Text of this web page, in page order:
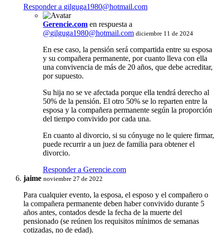
Responder a gilguga1980@hotmail.com
Gerencie.com en respuesta a
@gilguga1980@hotmail.com diciembre 11 de 2024
En ese caso, la pensión será compartida entre su esposa
y su compañera permanente, por cuanto lleva con ella
una convivencia de más de 20 años, que debe acreditar,
por supuesto.
Su hija no se ve afectada porque ella tendrá derecho al
50% de la pensión. El otro 50% se lo reparten entre la
esposa y la compañera permanente según la proporción
del tiempo convivido por cada una.
En cuanto al divorcio, si su cónyuge no le quiere firmar,
puede recurrir a un juez de familia para obtener el
divorcio.
Responder a Gerencie.com
jaime noviembre 27 de 2022
Para cualquier evento, la esposa, el esposo y el compañero o
la compañera permanente deben haber convivido durante 5
años antes, contados desde la fecha de la muerte del
pensionado (se reúnen los requisitos mínimos de semanas
cotizadas, no de edad).